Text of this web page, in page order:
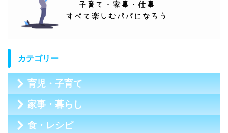
カテゴリー
育児・子育て
家事・暮らし
食・レシピ